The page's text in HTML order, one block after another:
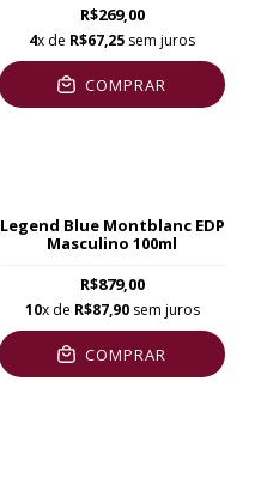
R$269,00
4x de R$67,25 sem juros
COMPRAR
Legend Blue Montblanc EDP
Masculino 100ml
R$879,00
10x de R$87,90sem juros
COMPRAR